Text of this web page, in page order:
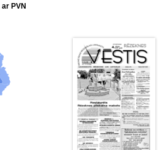
PVN